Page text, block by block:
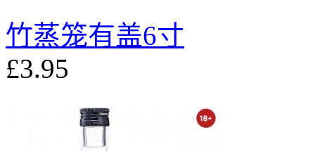
竹蒸笼有盖6寸
£3.95